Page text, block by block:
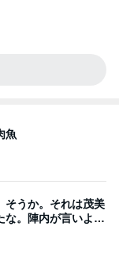
魚
そうか。それは茂美
な。陣内が言いよる